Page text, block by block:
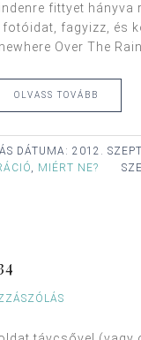
fittyet hányva
fagyizz, és
Over The
OLVASS TOVÁBB
DÁTUMA: 2012.
, MIÉRT NE?